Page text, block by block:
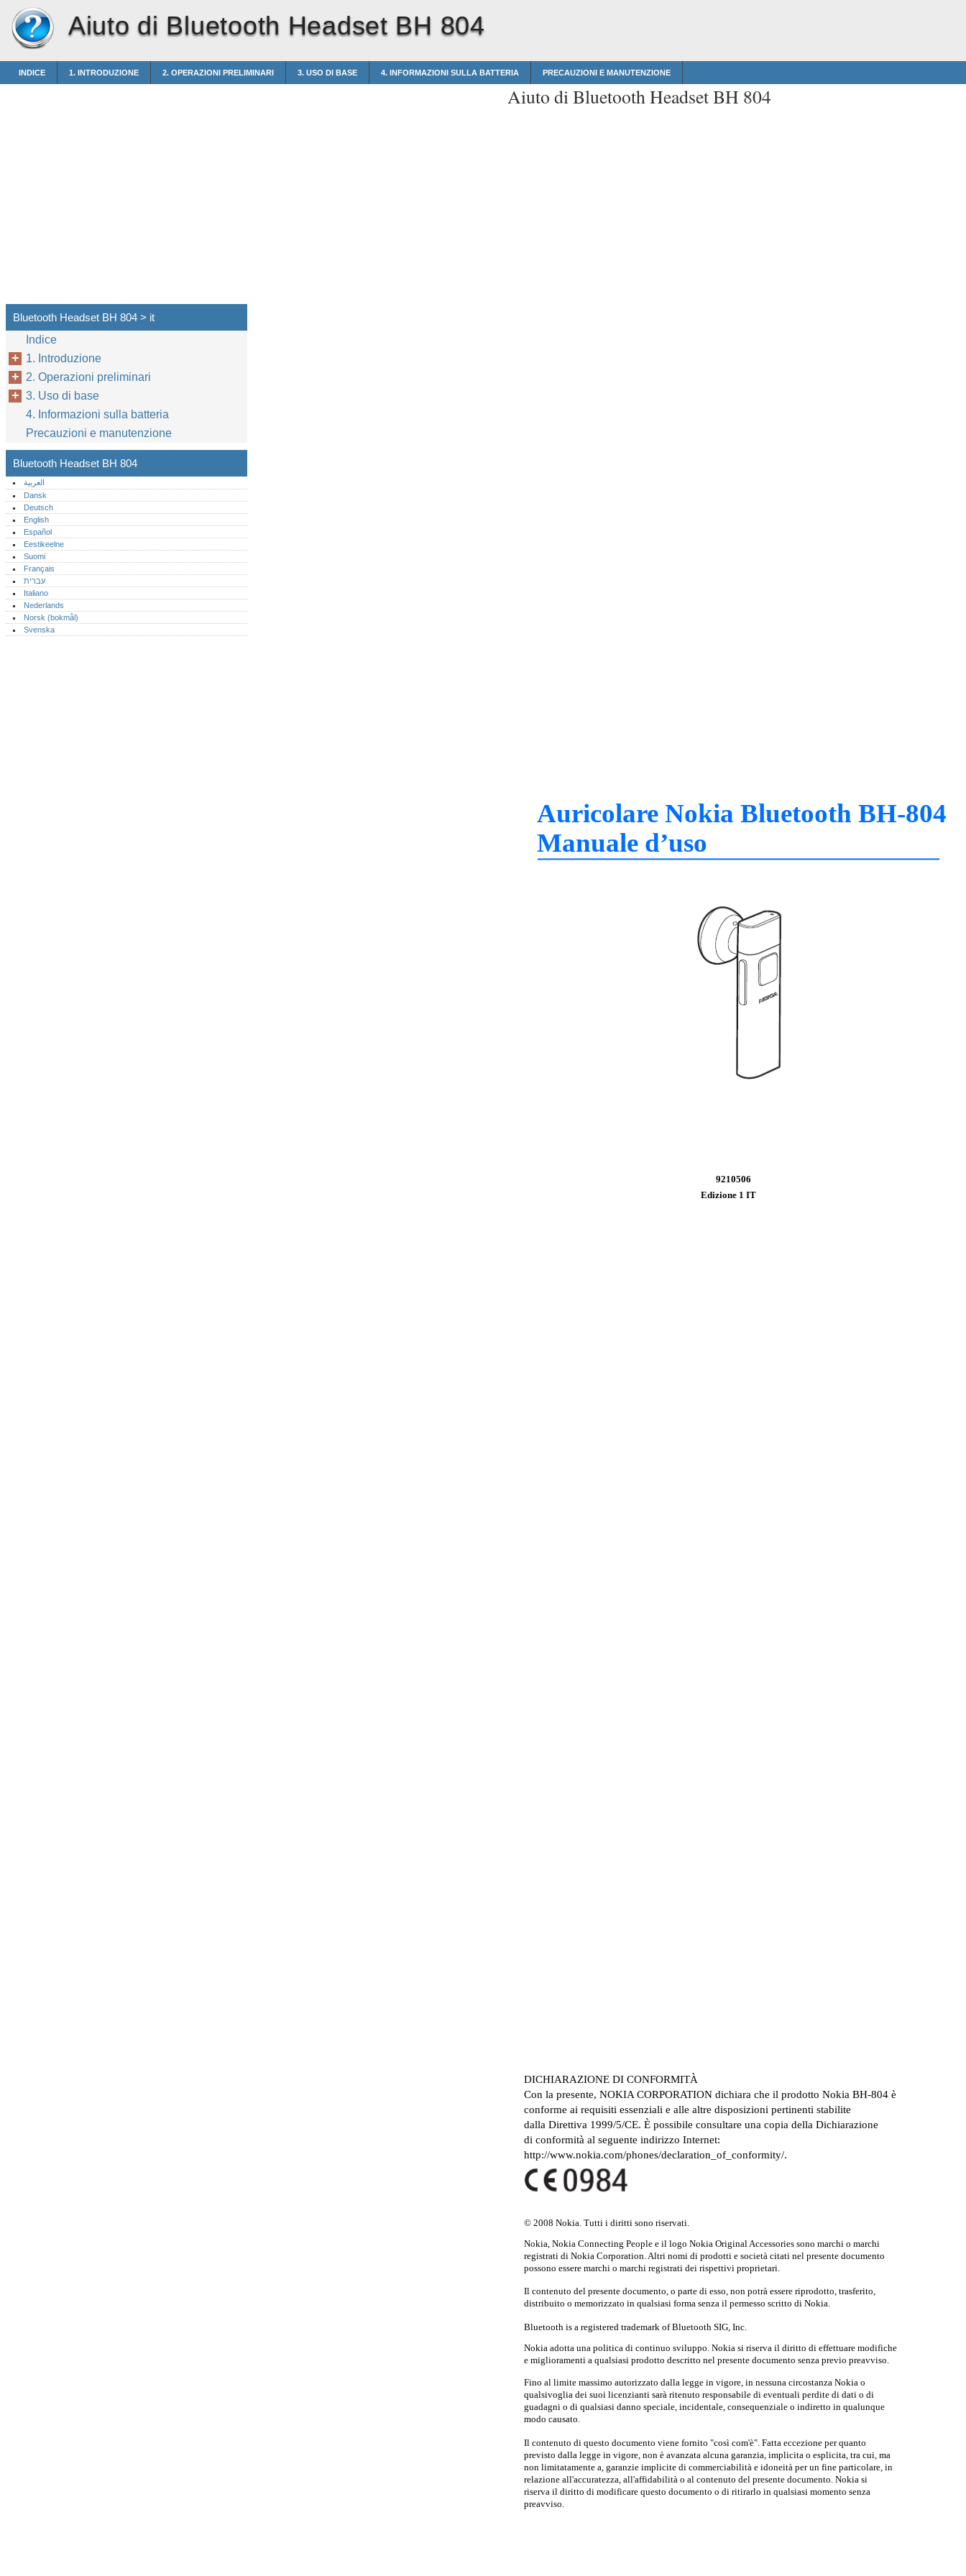
Aiuto di Bluetooth Headset BH 804
INDICE 1. INTRODUZIONE 2. OPERAZIONI PRELIMINARI 3. USO DI BASE 4. INFORMAZIONI SULLA BATTERIA PRECAUZIONI E MANUTENZIONE
Aiuto di Bluetooth Headset BH 804
Auricolare Nokia Bluetooth BH-804
Manuale d’uso
9210506
Edizione 1 IT
DICHIARAZIONE DI CONFORMITÀ
Con la presente, NOKIA CORPORATION dichiara che il prodotto Nokia BH-804 è
conforme ai requisiti essenziali e alle altre disposizioni pertinenti stabilite
dalla Direttiva 1999/5/CE. È possibile consultare una copia della Dichiarazione
di conformità al seguente indirizzo Internet:
http://www.nokia.com/phones/declaration_of_conformity/.
© 2008 Nokia. Tutti i diritti sono riservati.
Nokia, Nokia Connecting People e il logo Nokia Original Accessories sono marchi o marchi
registrati di Nokia Corporation. Altri nomi di prodotti e società citati nel presente documento
possono essere marchi o marchi registrati dei rispettivi proprietari.
Il contenuto del presente documento, o parte di esso, non potrà essere riprodotto, trasferito,
distribuito o memorizzato in qualsiasi forma senza il permesso scritto di Nokia.
Bluetooth is a registered trademark of Bluetooth SIG, Inc.
Nokia adotta una politica di continuo sviluppo. Nokia si riserva il diritto di effettuare modifiche
e miglioramenti a qualsiasi prodotto descritto nel presente documento senza previo preavviso.
Fino al limite massimo autorizzato dalla legge in vigore, in nessuna circostanza Nokia o
qualsivoglia dei suoi licenzianti sarà ritenuto responsabile di eventuali perdite di dati o di
guadagni o di qualsiasi danno speciale, incidentale, consequenziale o indiretto in qualunque
modo causato.
Il contenuto di questo documento viene fornito "così com'è". Fatta eccezione per quanto
previsto dalla legge in vigore, non è avanzata alcuna garanzia, implicita o esplicita, tra cui, ma
non limitatamente a, garanzie implicite di commerciabilità e idoneità per un fine particolare, in
relazione all'accuratezza, all'affidabilità o al contenuto del presente documento. Nokia si
riserva il diritto di modificare questo documento o di ritirarlo in qualsiasi momento senza
preavviso.
Bluetooth Headset BH 804 > it
Indice
1. Introduzione
2. Operazioni preliminari
3. Uso di base
4. Informazioni sulla batteria
Precauzioni e manutenzione
Bluetooth Headset BH 804
العربية
Dansk
Deutsch
English
Español
Eestikeelne
Suomi
Français
עברית
Italiano
Nederlands
Norsk (bokmål)‎
Svenska